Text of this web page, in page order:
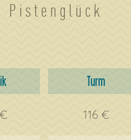
Pistenglück
Turm
116 €